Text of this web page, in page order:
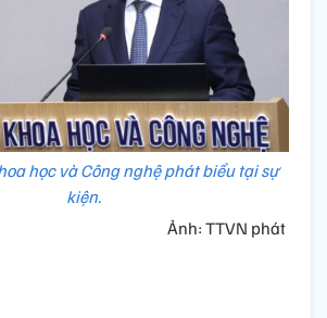
học và Công nghệ phát biểu tại sự
kiện.
Ảnh: TTVN phát